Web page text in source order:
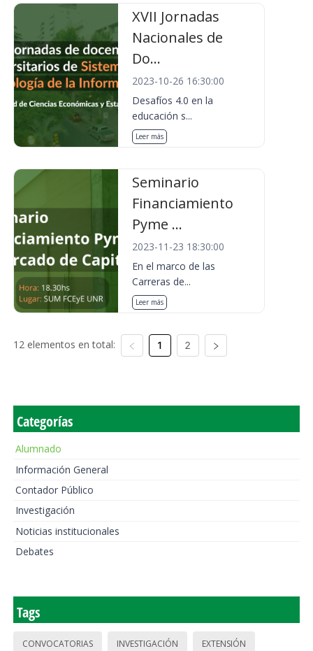
XVII Jornadas
Nacionales de
Do...
2023-10-26 16:30:00
Desafíos 4.0 en la
educación s...
Leer más
Seminario
Financiamiento
Pyme ...
2023-11-23 18:30:00
En el marco de las
Carreras de...
Leer más
12 elementos en total: 1 2
Categorías
Alumnado
Información General
Contador Público
Investigación
Noticias institucionales
Debates
Tags
CONVOCATORIAS INVESTIGACIÓN EXTENSIÓN